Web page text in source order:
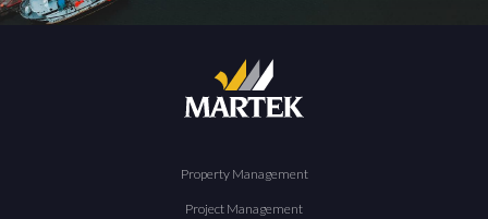
Property Management
Project Management